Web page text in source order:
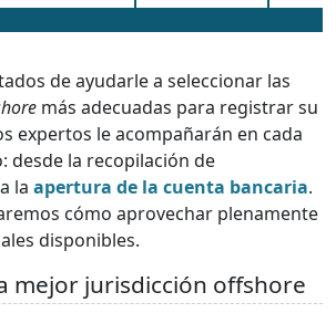
de ayudarle a seleccionar las
más adecuadas para registrar su
expertos le acompañarán en cada
desde la recopilación de
la apertura de la cuenta bancaria.
cómo aprovechar plenamente
disponibles.
mejor jurisdicción offshore